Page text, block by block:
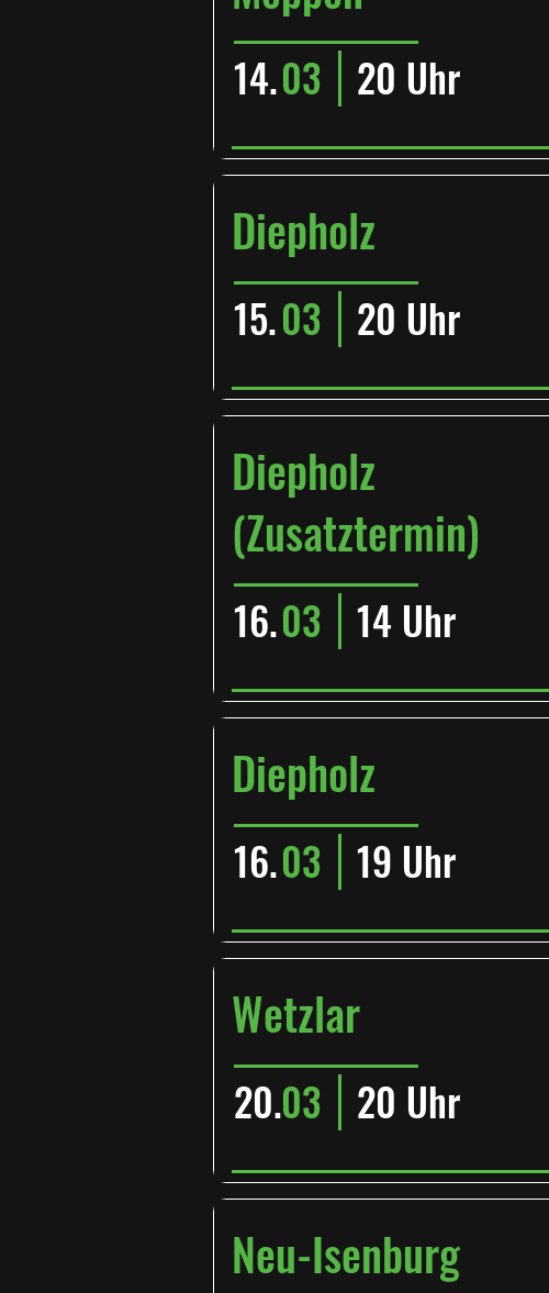
14.03 20 Uhr
Diepholz
15.03 20 Uhr
Diepholz
(Zusatztermin)
16.03 14 Uhr
Diepholz
16.03 19 Uhr
Wetzlar
20.03 20 Uhr
Neu-Isenburg